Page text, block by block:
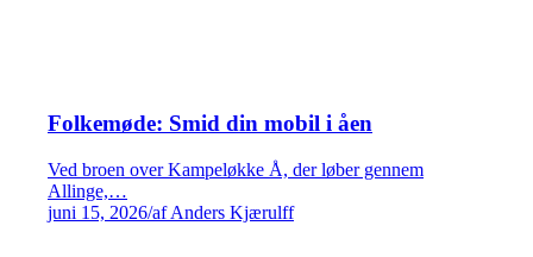
Folkemøde: Smid din mobil i åen
Ved broen over Kampeløkke Å, der løber gennem
Allinge,…
juni 15, 2026/af Anders Kjærulff